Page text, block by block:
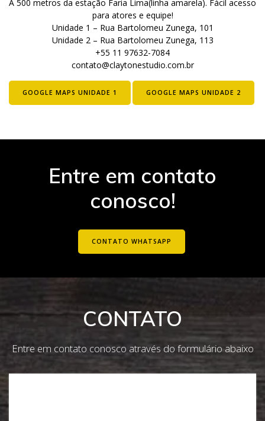
A 500 metros da estação Faria Lima(linha amarela). Fácil acesso
para atores e equipe!
Unidade 1 – Rua Bartolomeu Zunega, 101
Unidade 2 – Rua Bartolomeu Zunega, 113
+55 11 97632-7084
contato@claytonestudio.com.br
GOOGLE MAPS UNIDADE 1 GOOGLE MAPS UNIDADE 2
Entre em contato
conosco!
CONTATO WHATSAPP
CONTATO
Entre em contato conosco através do formulário abaixo